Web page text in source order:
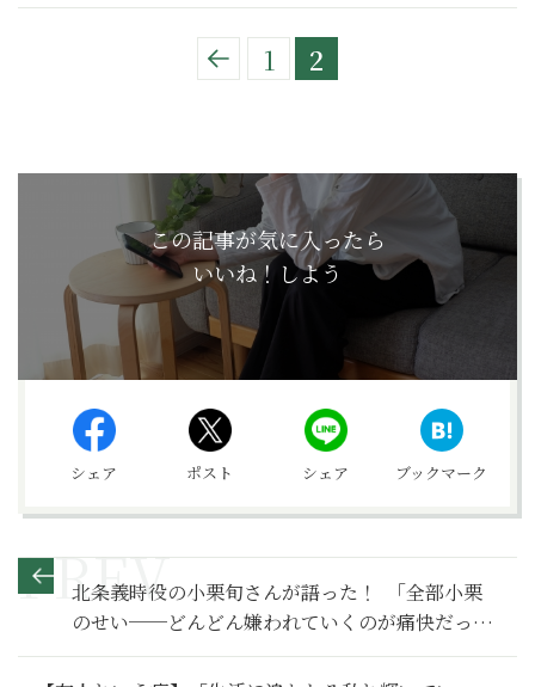
1 2
この記事が気に入ったら
いいね！しよう
シェア ポスト シェア ブックマーク
北条義時役の小栗旬さんが語った！ ｢全部小栗
のせい──どんどん嫌われていくのが痛快だっ
た！」【鎌倉殿の13人 満喫リポート】小栗旬特別